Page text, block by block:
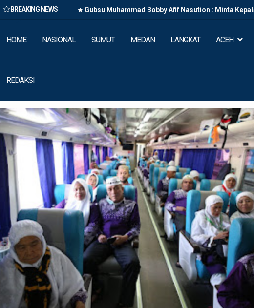
BREAKING NEWS
Gubsu Muhammad Bobby Afif Nasution : Minta
HOME NASIONAL SUMUT MEDAN LANGKAT ACEH
REDAKSI